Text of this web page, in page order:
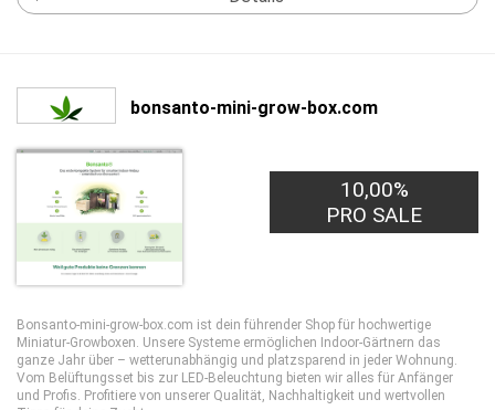
bonsanto-mini-grow-box.com
10,00%
PRO SALE
Bonsanto-mini-grow-box.com ist dein führender Shop für hochwertige
Miniatur-Growboxen. Unsere Systeme ermöglichen Indoor-Gärtnern das
ganze Jahr über – wetterunabhängig und platzsparend in jeder Wohnung.
Vom Belüftungsset bis zur LED-Beleuchtung bieten wir alles für Anfänger
und Profis. Profitiere von unserer Qualität, Nachhaltigkeit und wertvollen